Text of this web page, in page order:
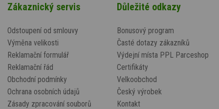
Zákaznický servis
Odstoupení od smlouvy
Výměna velikosti
Reklamační formulář
Reklamační řád
Obchodní podmínky
Ochrana osobních údajů
Zásady zpracování souborů
Důležité odkazy
Bonusový program
Časté dotazy zákazníků
Výdejní místa PPL Parceshop
Certifikáty
Velkoobchod
Český výrobek
Kontakt